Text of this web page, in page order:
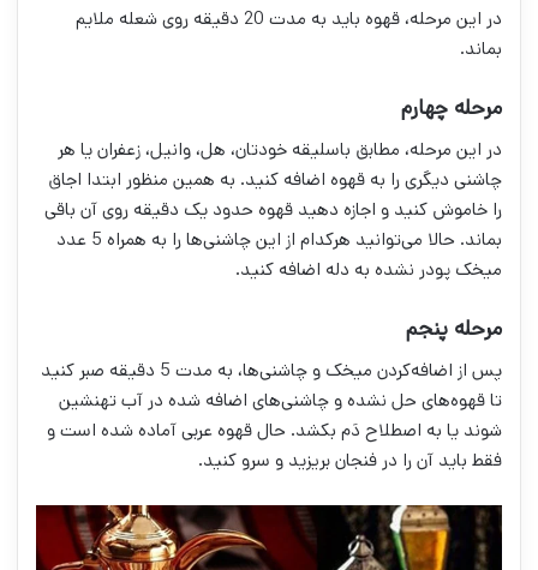
در این مرحله، قهوه باید به مدت 20 دقیقه روی شعله ملایم
بماند.
مرحله چهارم
در این مرحله، مطابق باسلیقه خودتان، هل، وانیل، زعفران یا هر
چاشنی دیگری را به قهوه اضافه کنید. به همین منظور ابتدا اجاق
را خاموش کنید و اجازه دهید قهوه حدود یک دقیقه روی آن باقی
بماند. حالا می‌توانید هرکدام از این چاشنی‌ها را به همراه 5 عدد
میخک پودر نشده به دله اضافه کنید.
مرحله پنجم
پس از اضافه‌کردن میخک و چاشنی‌ها، به مدت 5 دقیقه صبر کنید
تا قهوه‌های حل نشده و چاشنی‌های اضافه شده در آب تهنشین
شوند یا به‌ اصطلاح دَم بکشد. حال قهوه عربی آماده شده است و
فقط باید آن را در فنجان بریزید و سرو کنید.